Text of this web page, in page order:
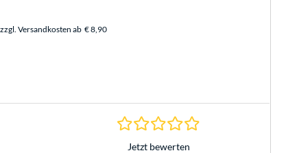
Versandkosten ab € 8,90
0.0 Sterne bei 0
Jetzt bewerten